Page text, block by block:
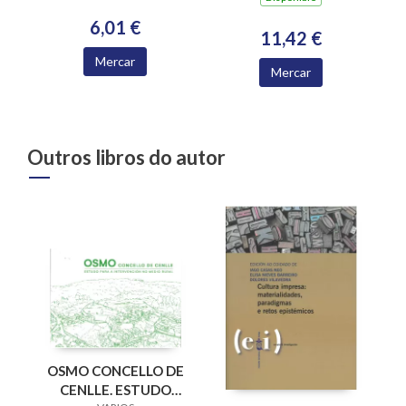
6,01 €
Mercar
11,42 €
Mercar
Outros libros do autor
OSMO CONCELLO DE
CENLLE. ESTUDO